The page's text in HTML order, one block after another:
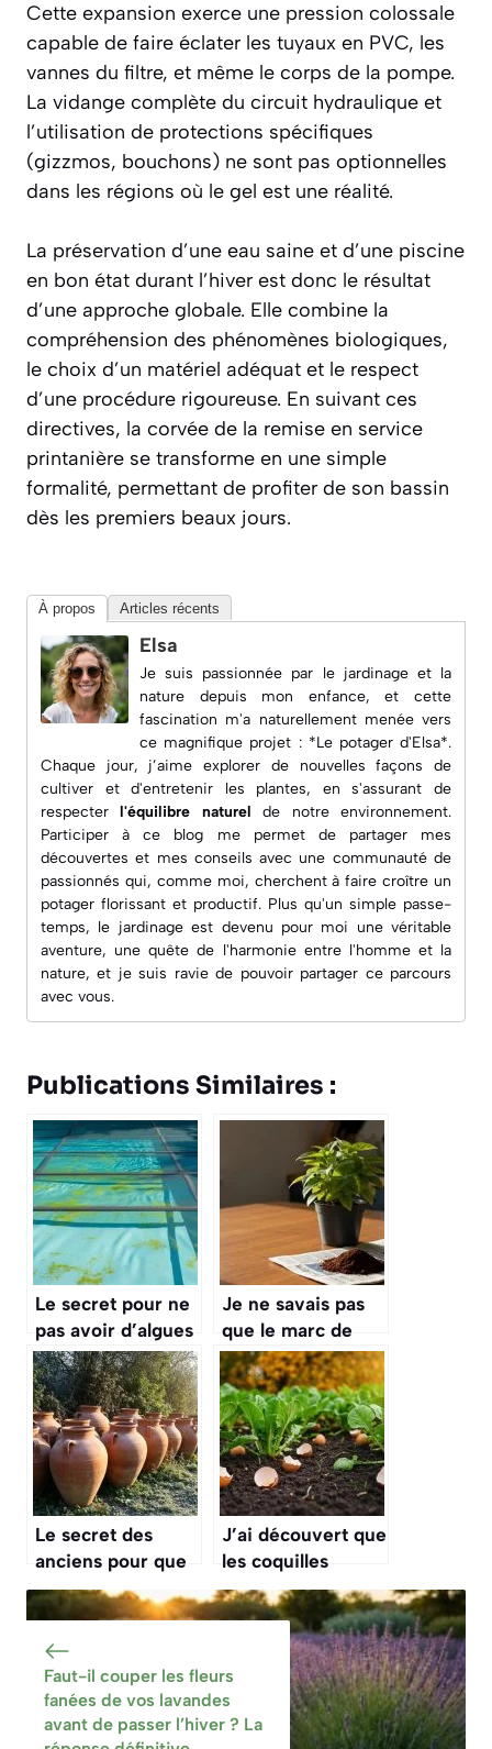
Cette expansion exerce une pression colossale
capable de faire éclater les tuyaux en PVC, les
vannes du filtre, et même le corps de la pompe.
La vidange complète du circuit hydraulique et
l’utilisation de protections spécifiques
(gizzmos, bouchons) ne sont pas optionnelles
dans les régions où le gel est une réalité.
La préservation d’une eau saine et d’une piscine
en bon état durant l’hiver est donc le résultat
d’une approche globale. Elle combine la
compréhension des phénomènes biologiques,
le choix d’un matériel adéquat et le respect
d’une procédure rigoureuse. En suivant ces
directives, la corvée de la remise en service
printanière se transforme en une simple
formalité, permettant de profiter de son bassin
dès les premiers beaux jours.
À propos Articles récents
Elsa
Je suis passionnée par le jardinage et la
nature depuis mon enfance, et cette
fascination m'a naturellement menée vers
ce magnifique projet : *Le potager d'Elsa*.
Chaque jour, j’aime explorer de nouvelles façons de
cultiver et d'entretenir les plantes, en s'assurant de
respecterl'équilibre naturel de notre environnement.
Participer à ce blog me permet de partager mes
découvertes et mes conseils avec une communauté de
passionnés qui, comme moi, cherchent à faire croître un
potager florissant et productif. Plus qu'un simple passe-
temps, le jardinage est devenu pour moi une véritable
aventure, une quête de l'harmonie entre l'homme et la
nature, et je suis ravie de pouvoir partager ce parcours
avec vous.
Publications Similaires :
Le secret pour ne
pas avoir d’algues
qui se
développent sous
votre bâche de
piscine durant
l’hiver
Je ne savais pas
que le marc de
café pouvait
littéralement tuer
certaines de mes
plantes d’intérieur
Le secret des
anciens pour que
les pots en terre
cuite ne se
fissurent jamais
sous l’effet du gel
est d’une
simplicité
J’ai découvert que
les coquilles
d’œufs étaient le
meilleur allié de
mon potager
durant la période
automnale
Faut-il couper les fleurs
fanées de vos lavandes
avant de passer l’hiver ? La